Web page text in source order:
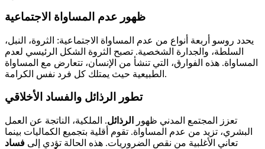
ظهور عدم المساواة الاجتماعية
يحدد روسو أربعة أنواع من عدم المساواة الاجتماعية: الثروة، النبل،
السلطة، والجدارة الشخصية. تصبح الثروة الشكل الرئيسي لعدم
المساواة. هذه الفوارق، التي تنشأ من الإنسان، تتعارض مع المساواة
الطبيعية حيث يمتلك كل فرد نفس الكرامة.
تطور الرذائل والفساد الأخلاقي
تعزز المجتمع المدني ظهور الرذائل. الملكية، الناتجة عن العمل
البشري، تزيد من عدم المساواة. تقوم أقلية بتجميع الكماليات بينما
تعاني الأغلبية من نقص الضروريات. هذه الحالة تؤدي إلى فساد